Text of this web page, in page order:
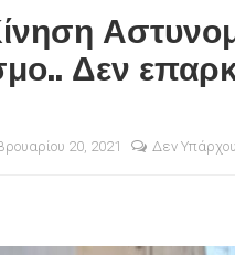
Δεν
20, 2021 Δεν